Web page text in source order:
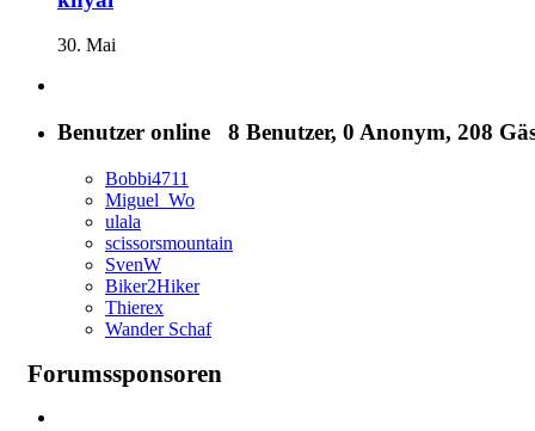
30. Mai
Benutzer online 8 Benutzer, 0 Anonym, 208
Bobbi4711
Miguel_Wo
ulala
scissorsmountain
SvenW
Biker2Hiker
Thierex
Wander Schaf
Forumssponsoren